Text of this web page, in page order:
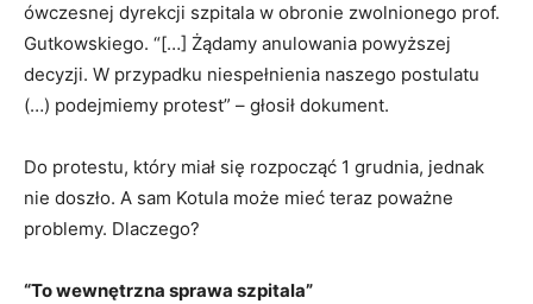
ówczesnej dyrekcji szpitala w obronie zwolnionego prof.
Gutkowskiego. “[…] Żądamy anulowania powyższej
decyzji. W przypadku niespełnienia naszego postulatu
(…) podejmiemy protest” – głosił dokument.
Do protestu, który miał się rozpocząć 1 grudnia, jednak
nie doszło. A sam Kotula może mieć teraz poważne
problemy. Dlaczego?
“To wewnętrzna sprawa szpitala”